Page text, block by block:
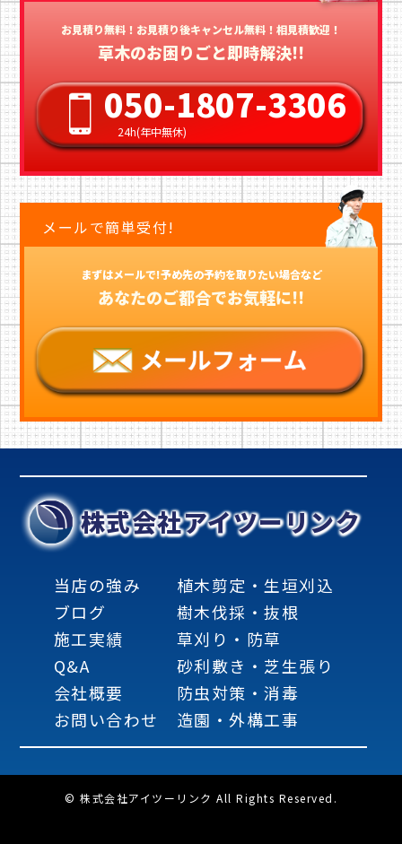
お見積り無料！お見積り後キャンセル無料！相見積歓迎！
草木のお困りごと即時解決!!
050-1807-3306
24h(年中無休)
メールで簡単受付!
まずはメールで!予め先の予約を取りたい場合など
あなたのご都合でお気軽に!!
株式会社アイツーリンク
当店の強み
ブログ
施工実績
Q&A
会社概要
お問い合わせ
植木剪定・生垣刈込
樹木伐採・抜根
草刈り・防草
砂利敷き・芝生張り
防虫対策・消毒
造園・外構工事
© 株式会社アイツーリンク All Rights Reserved.